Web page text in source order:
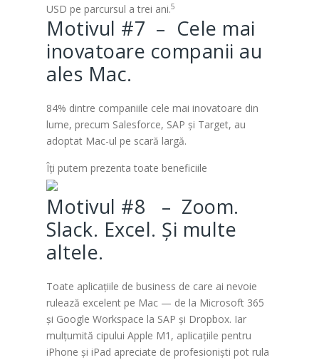
USD pe parcursul a trei ani.5
Motivul #7 – Cele mai
inovatoare companii au
ales Mac.
84% dintre companiile cele mai inovatoare din
lume, precum Salesforce, SAP și Target, au
adoptat Mac-ul pe scară largă.
Îți putem prezenta toate beneficiile
Motivul #8 – Zoom.
Slack. Excel. Și multe
altele.
Toate aplicațiile de business de care ai nevoie
rulează excelent pe Mac — de la Microsoft 365
și Google Workspace la SAP și Dropbox. Iar
mulțumită cipului Apple M1, aplicațiile pentru
iPhone și iPad apreciate de profesioniști pot rula